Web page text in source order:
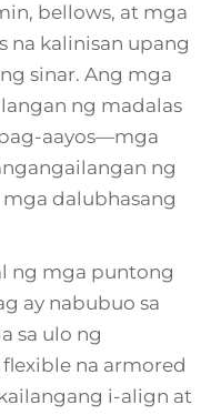
bellows, at mga
na kalinisan upang
sinar. Ang mga
ng madalas
aayos—mga
ng
mga dalubhasang
ng mga puntong
ay nabubuo sa
sa ulo ng
na armored
i-align at